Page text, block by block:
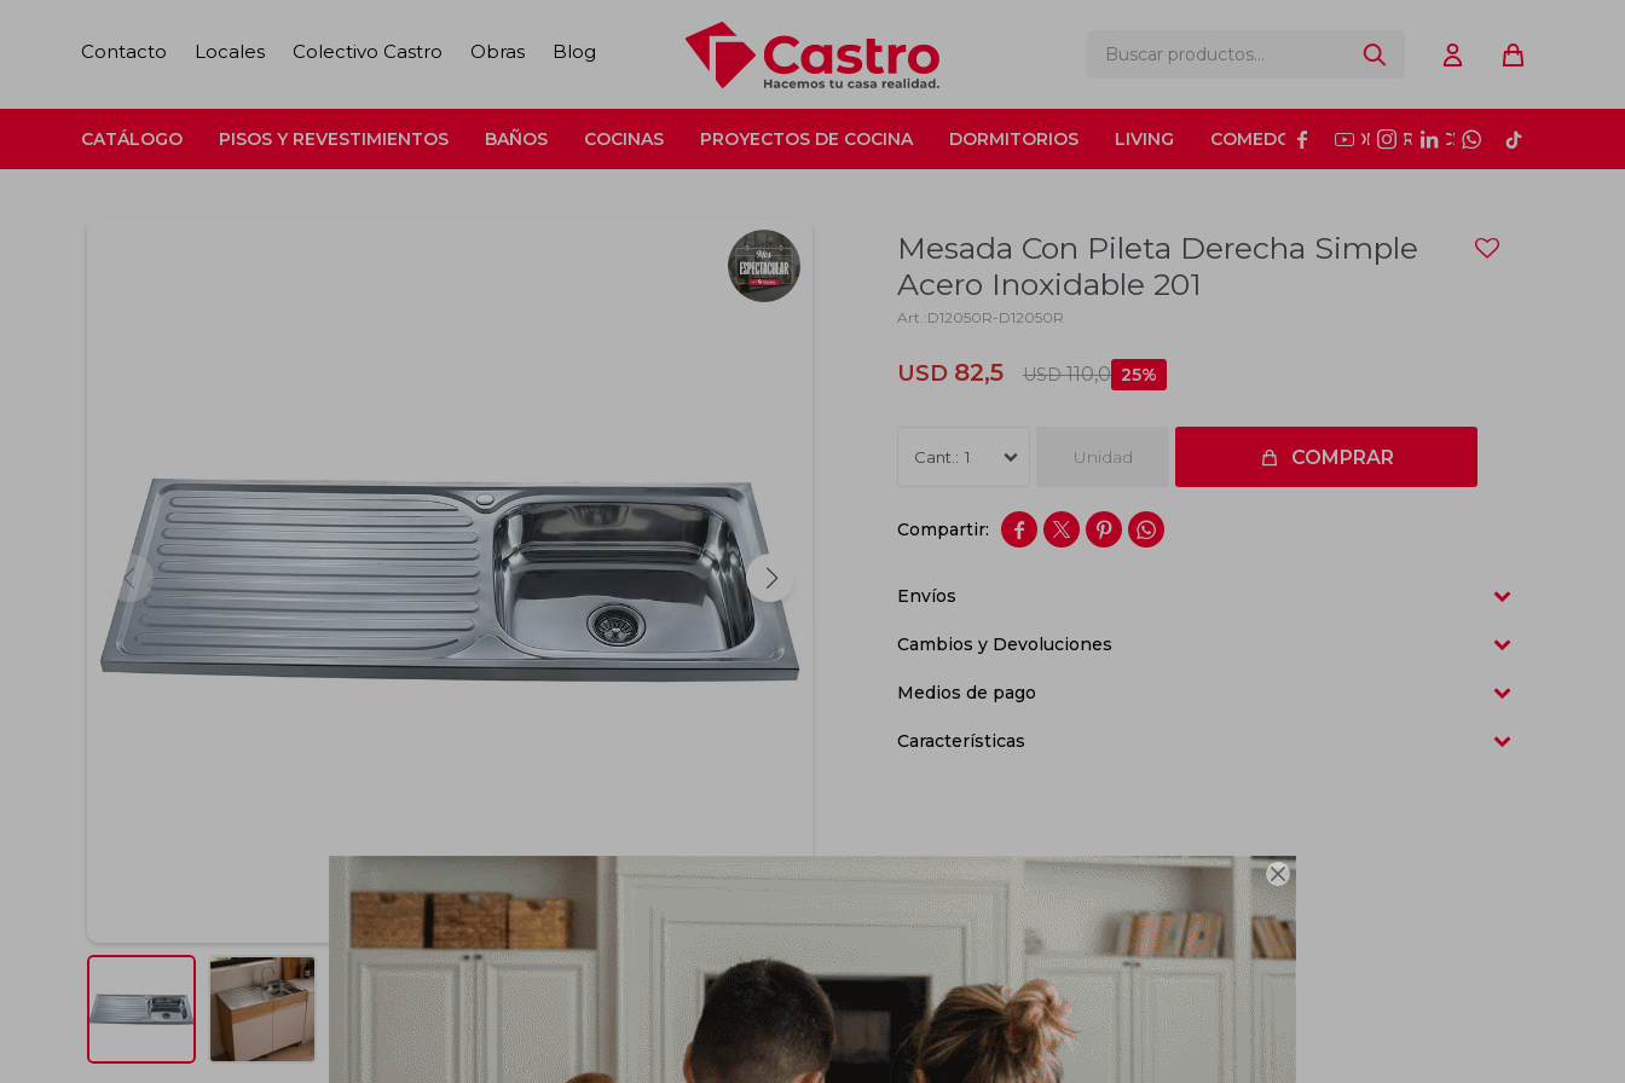

CATÁLOGO PISOS Y REVESTIMIENTOS BAÑOS COCINAS PROYECTOS DE COCINA DORMITORIOS LIVING COMEDOR CONSTRUCCIÓN
     
Contacto Locales Colectivo Castro Obras Blog
Mesada Con Pileta Derecha Simple
Acero Inoxidable 201
D12050R-D12050R
USD 82,5 USD 110,0 25
1 Unidad COMPRAR
   
Envíos
Cambios y Devoluciones
Medios de pago
Características